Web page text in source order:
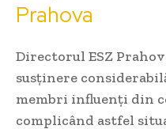
Prahova
Directorul ESZ
susținere
membri influenți din
complicând astfel